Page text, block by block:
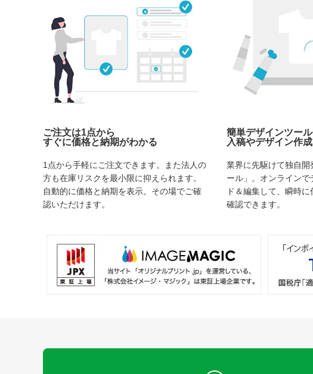
ご注文は1点から
すぐに価格と納期がわかる
1点から手軽にご注文できます。また法人の
方も在庫リスクを最小限に抑えられます。
自動的に価格と納期を表示。その場でご確
認いただけます。
簡単デザインツー
入稿やデザイン作
業界に先駆けて独自開
ール」。オンライン
ド＆編集して、瞬時
確認できます。